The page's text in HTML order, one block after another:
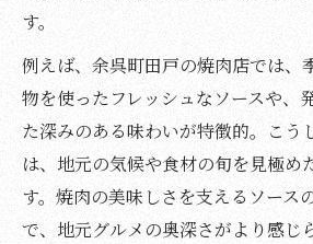
す。
例えば、余呉町田戸の焼肉店では、
物を使ったフレッシュなソースや、
た深みのある味わいが特徴的。こう
は、地元の気候や食材の旬を見極め
す。焼肉の美味しさを支えるソース
で、地元グルメの奥深さがより感じ